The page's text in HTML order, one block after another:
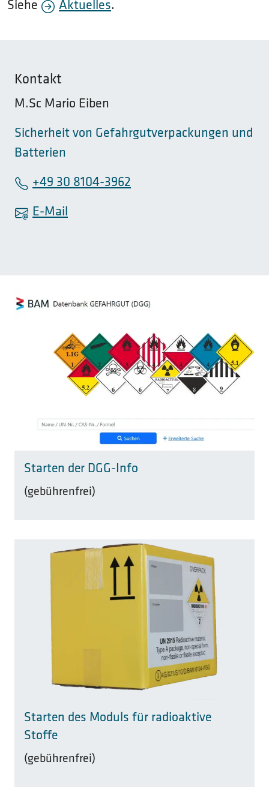
Siehe Aktuelles.
Kontakt
M.Sc Mario Eiben
Sicherheit von Gefahrgutverpackungen und
Batterien
+49 30 8104-3962
E-Mail
Starten der DGG-Info
(gebührenfrei)
Starten des Moduls für radioaktive
Stoffe
(gebührenfrei)